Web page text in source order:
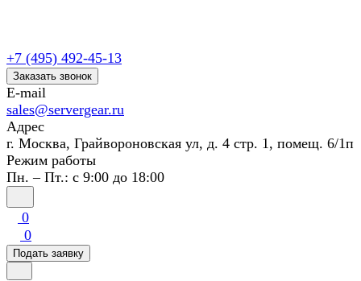
+7 (495) 492-45-13
Заказать звонок
E-mail
sales@servergear.ru
Адрес
г. Москва, Грайвороновская ул, д. 4 стр. 1, помещ. 6/1п
Режим работы
Пн. – Пт.: с 9:00 до 18:00
0
0
Подать заявку